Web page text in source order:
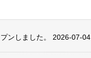
ンしました。 2026-07-04